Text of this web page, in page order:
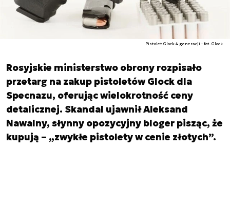
Pistolet Glock 4 generacji - fot. Glock
Rosyjskie ministerstwo obrony rozpisało
przetarg na zakup pistoletów Glock dla
Specnazu, oferując wielokrotność ceny
detalicznej. Skandal ujawnił Aleksand
Nawalny, słynny opozycyjny bloger pisząc, że
kupują – „zwykłe pistolety w cenie złotych”.